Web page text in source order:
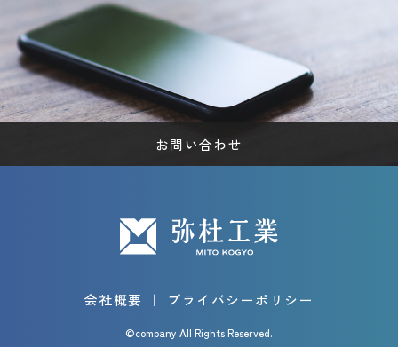
お問い合わせ
会社概要 ｜ プライバシーポリシー
©company All Rights Reserved.